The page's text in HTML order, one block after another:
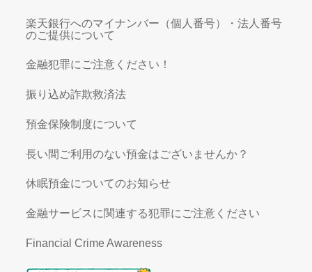
楽天銀行へのマイナンバー（個人番号）・法人番号
のご提供について
金融犯罪にご注意ください！
振り込め詐欺救済法
預金保険制度について
長い間ご利用のない預金はございませんか？
休眠預金についてのお知らせ
金融サービスに関連する犯罪にご注意ください
Financial Crime Awareness